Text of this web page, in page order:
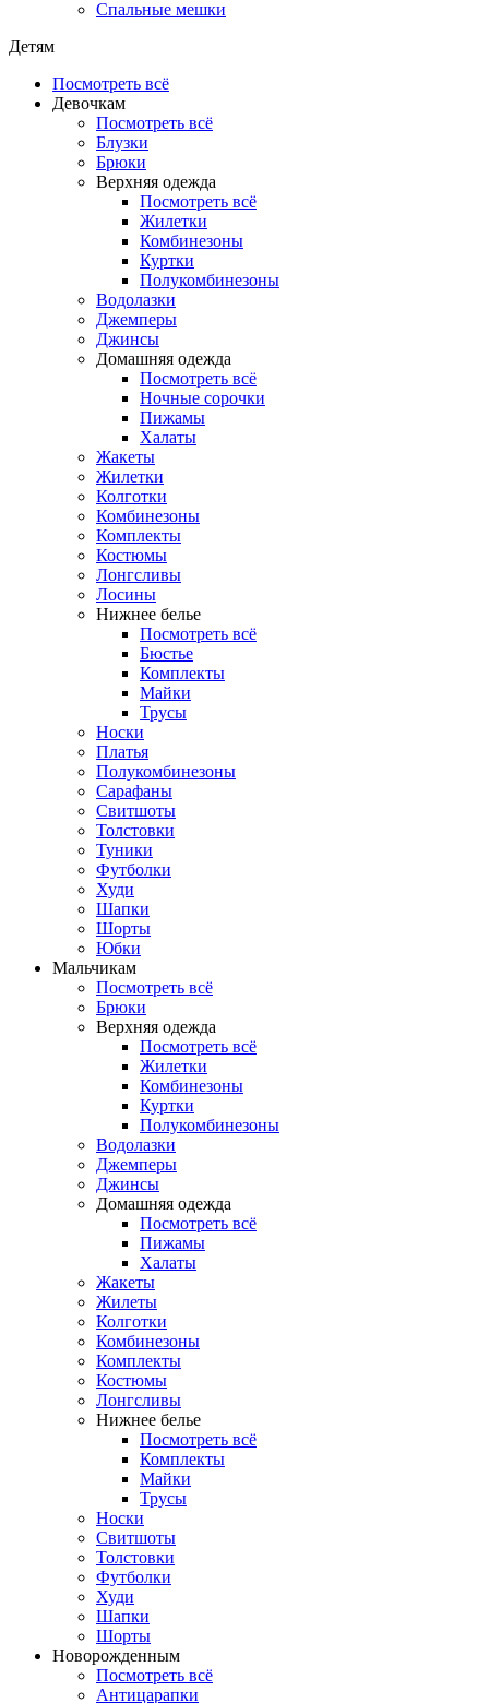
Спальные мешки
Детям
Посмотреть всё
Девочкам
Посмотреть всё
Блузки
Брюки
Верхняя одежда
Посмотреть всё
Жилетки
Комбинезоны
Куртки
Полукомбинезоны
Водолазки
Джемперы
Джинсы
Домашняя одежда
Посмотреть всё
Ночные сорочки
Пижамы
Халаты
Жакеты
Жилетки
Колготки
Комбинезоны
Комплекты
Костюмы
Лонгсливы
Лосины
Нижнее белье
Посмотреть всё
Бюстье
Комплекты
Майки
Трусы
Носки
Платья
Полукомбинезоны
Сарафаны
Свитшоты
Толстовки
Туники
Футболки
Худи
Шапки
Шорты
Юбки
Мальчикам
Посмотреть всё
Брюки
Верхняя одежда
Посмотреть всё
Жилетки
Комбинезоны
Куртки
Полукомбинезоны
Водолазки
Джемперы
Джинсы
Домашняя одежда
Посмотреть всё
Пижамы
Халаты
Жакеты
Жилеты
Колготки
Комбинезоны
Комплекты
Костюмы
Лонгсливы
Нижнее белье
Посмотреть всё
Комплекты
Майки
Трусы
Носки
Свитшоты
Толстовки
Футболки
Худи
Шапки
Шорты
Новорожденным
Посмотреть всё
Антицарапки